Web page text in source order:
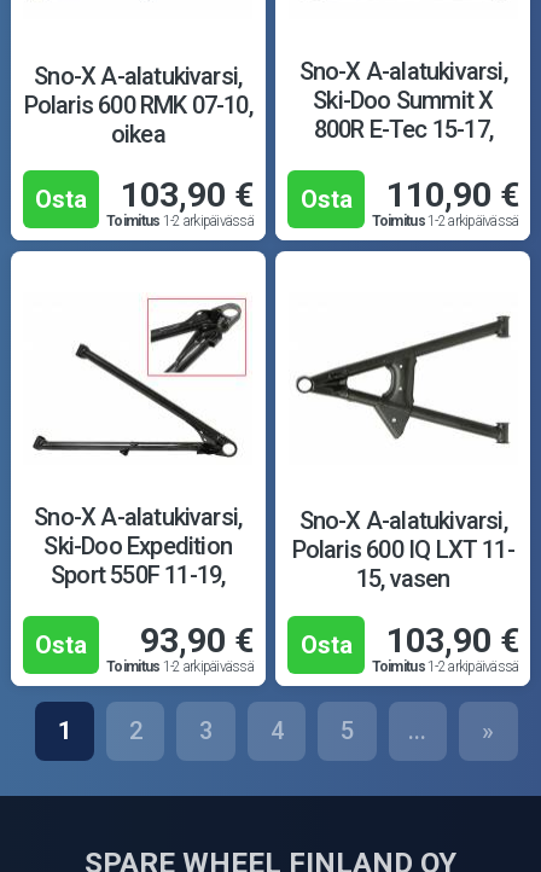
Sno-X A-alatukivarsi,
Polaris 600 RMK 07-10,
oikea
Osta 103,90 €
Toimitus 1-2 arkipäivässä
Sno-X A-alatukivarsi,
Ski-Doo Summit X
800R E-Tec 15-17,
Osta
110,90 €
Toimitus1-2 arkipäivässä
Sno-X A-alatukivarsi,
Ski-Doo Expedition
Sport 550F 11-19,
Osta
93,90 €
Toimitus 1-2 arkipäivässä
Sno-X A-alatukivarsi,
Polaris 600 IQ LXT 11-
15, vasen
Osta 103,90 €
Toimitus1-2 arkipäivässä
1 2 3 4 5 ... »
SPARE WHEEL FINLAND OY